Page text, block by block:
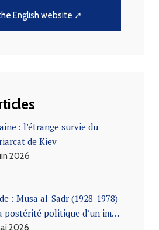
English website ↗
: l’étrange survie du
de Kiev
2026
: Musa al-Sadr (1928-1978)
postérité politique d’un im…